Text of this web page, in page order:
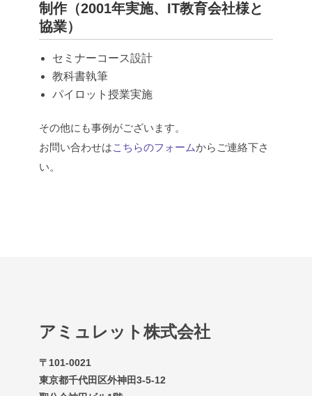
制作（2001年実施、IT教育会社様と
協業）
セミナーコース設計
教科書執筆
パイロット授業実施
その他にも事例がございます。
お問い合わせはこちらのフォームからご連絡下さ
い。
アミュレット株式会社
〒101-0021
東京都千代田区外神田3-5-12